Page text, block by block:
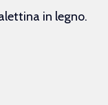
in legno.